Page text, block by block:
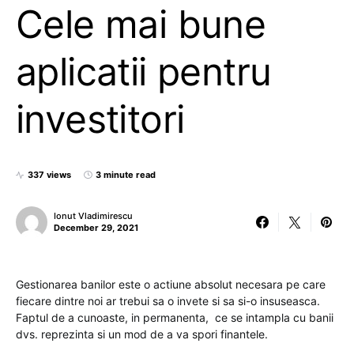
Cele mai bune
aplicatii pentru
investitori
337 views 3 minute read
Ionut Vladimirescu
December 29, 2021
Gestionarea banilor este o actiune absolut necesara pe care
fiecare dintre noi ar trebui sa o invete si sa si-o insuseasca.
Faptul de a cunoaste, in permanenta, ce se intampla cu banii
dvs. reprezinta si un mod de a va spori finantele.